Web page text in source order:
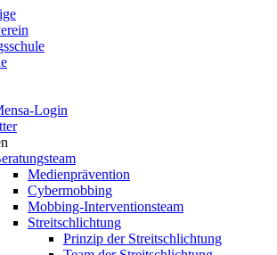
Login
Medienprävention
Cybermobbing
Mobbing-Interventionsteam
Streitschlichtung
Prinzip der Streitschlichtung